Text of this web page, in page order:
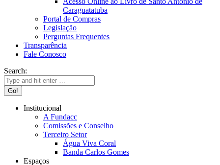
Caraguatatuba
Portal de Compras
Legislação
Perguntas Frequentes
Transparência
Fale Conosco
Search:
Institucional
A Fundacc
Comissões e Conselho
Terceiro Setor
Água Viva Coral
Banda Carlos Gomes
Espaços